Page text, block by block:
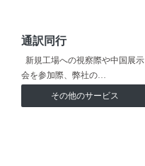
通訳同行
新規工場への視察際や中国展示
会を参加際、弊社の…
その他のサービス